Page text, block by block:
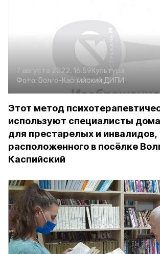
7 августа 2022, 16:59Культура
Фото: Волго-Каспийский ДИПИ
Этот метод
используют специалисты
для престарелых и инвалидов,
расположенного в посёлке
Каспийский